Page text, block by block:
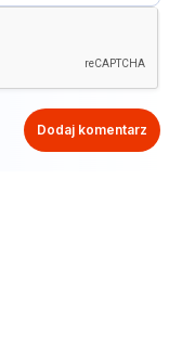
Dodaj komentarz